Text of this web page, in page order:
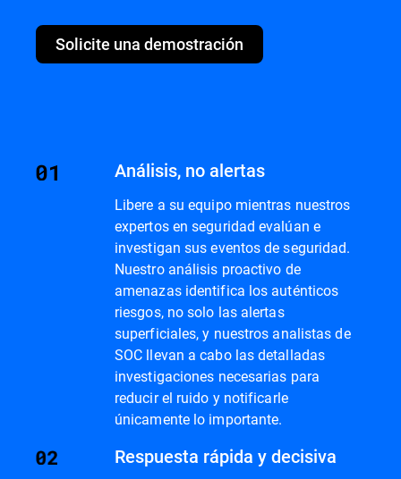
Solicite una demostración
Análisis, no alertas
Libere a su equipo mientras nuestros
expertos en seguridad evalúan e
investigan sus eventos de seguridad.
Nuestro análisis proactivo de
amenazas identifica los auténticos
riesgos, no solo las alertas
superficiales, y nuestros analistas de
SOC llevan a cabo las detalladas
investigaciones necesarias para
reducir el ruido y notificarle
únicamente lo importante.
Respuesta rápida y decisiva